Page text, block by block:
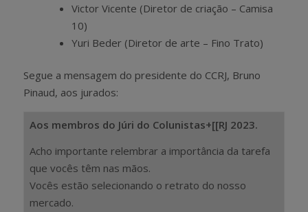
Victor Vicente (Diretor de criação – Camisa
10)
Yuri Beder (Diretor de arte – Fino Trato)
Segue a mensagem do presidente do CCRJ, Bruno
Pinaud, aos jurados:
Aos membros do Júri do Colunistas+[[RJ 2023.
Acho importante relembrar a importância da tarefa
que vocês têm nas mãos.
Vocês estão selecionando o retrato do nosso
mercado.